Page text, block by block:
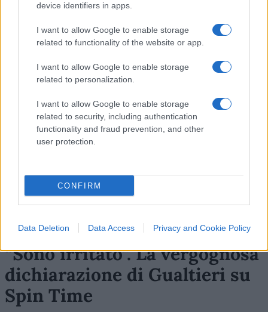
device identifiers in apps.
I want to allow Google to enable storage
related to functionality of the website or app.
I want to allow Google to enable storage
related to personalization.
I want to allow Google to enable storage
related to security, including authentication
functionality and fraud prevention, and other
user protection.
CONFIRM
Data Deletion Data Access Privacy and Cookie Policy
94
Leggi i commenti
SEDUTE SATIRICHE
Vignetta del 07/08/2026
“Sono irritato”. La vergognosa
dichiarazione di Gualtieri su
Spin Time